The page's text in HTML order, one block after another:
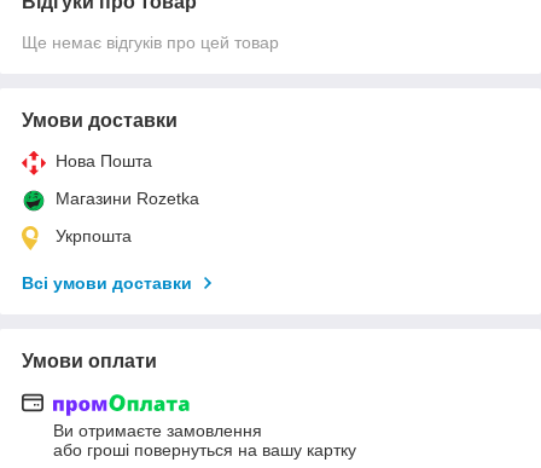
Ще немає відгуків про цей товар
Умови доставки
Нова Пошта
Магазини Rozetka
Укрпошта
Всі умови доставки
Умови оплати
Ви отримаєте замовлення
або гроші повернуться на вашу картку